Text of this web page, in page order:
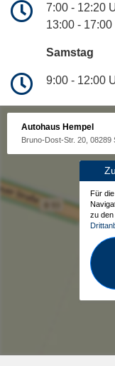
7:00 - 12:20
13:00 - 17:00
Samstag
9:00 - 12:00
Autohaus Hempel
Bruno-Dost-Str. 20, 08289
Für
zu den